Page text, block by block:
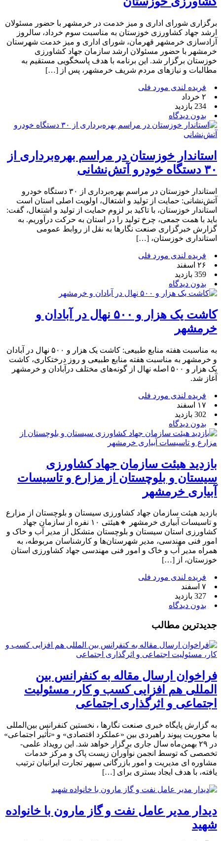
برگزاری شورای اداری و میز خدمت در خرمشهر با حضور مسئولان
ارشد جهاد کشاورزی خوزستان به مناسبت سوم خرداد، سالروز
آزادسازی خرمشهر قهرمان، شورای اداری و میز خدمت شهرستان
خرمشهر با حضور مسئولان ارشد سازمان جهاد کشاورزی
خوزستان برگزار شد. این برنامه با هدف پاسخگویی مستقیم به
مطالبات و نیازهای مردم شریف خرمشهر، پس از […]
فریده لندی مورد فلی
۲ خرداد
234 بازدید
بدون دیدگاه
استاندار خوزستان در مراسم بهره‌برداری از
۳۰ دستگاه خودرو آتش‌نشانی
استاندار خوزستان در مراسم بهره‌برداری از ۳۰ دستگاه خودرو
آتش‌نشانی: حمایت از تولید و اشتغال، اولویت اصلی استان است
استاندار خوزستان، با تاکید بر لزوم حمایت از تولید و اشتغال، گفت:
باید با همت جمعی، چرخ تولید را در استان به حرکت درآوریم. به
گزارش خبرگزاری صنعت نگارها به نقل از روابط عمومی
استانداری خوزستان، […]
فریده لندی مورد فلی
۲۶ اسفند
359 بازدید
بدون دیدگاه
کاشت یک هزار و ۵۰۰ نهال در آبادان و
خرمشهر
به مناسبت هفته منابع طبیعی: کاشت یک هزار و ۵۰۰ نهال در آبادان
و خرمشهر به مناسبت هفته منابع طبیعی و روز درختکاری، کاشت
یک هزار و ۵۰۰ اصله نهال از گونه‌های مختلف درآبادان و خرمشهر
آغاز شد.
فریده لندی مورد فلی
۱۷ اسفند
302 بازدید
بدون دیدگاه
بازدید هیئت سازمان جهاد کشاورزی
سیستان و بلوچستان از مزارع و تاسیسات
آبیاری خرمشهر
بازدید هیئت سازمان جهاد کشاورزی سیستان و بلوچستان از مزارع
و تاسیسات آبیاری خرمشهر 🔸هیئتی ۱۰ نفره از سازمان جهاد
کشاورزی استان سیستان و بلوچستان متشکل از مدیر آب و خاک و
امور فنی مهندسی، مدیر شهرستان‌ها و کارشناسان مربوطه، به
همراه مدیر آب و خاک و امور فنی مهندسی جهاد کشاورزی استان
خوزستان، از […]
فریده لندی مورد فلی
۷ اسفند
327 بازدید
بدون دیدگاه
جدیدترین مطالب
فراخوان ارسال مقاله به کنفرانس بین
المللی هم افزایی کسب و کار، مسئولیت
اجتماعی و اثرگذاری اجتماعی
به گزارش پایگاه خبری صنعت نگارها ، نخستین کنفرانس بین‌المللی
با محوریت پیوند راهبردی بین «عملکرد اقتصادی» و «تأثیر اجتماعی»
در ۲۹ بهمن‌ماه سال جاری برگزار خواهد شد. این رویداد علمی-
تخصصی که توسط انجمن نوآوران زیست پاک و مرکز خدمات
مشاوره ای مدیریت و امور بازرگانی سپهر تجارت ایرانیان ترتیب
یافته، با هدف ایجاد بستری برای […]
دیدار مدیر عامل نفت و گاز مارون با خانواده
شهید